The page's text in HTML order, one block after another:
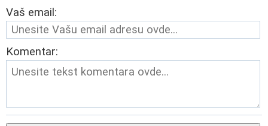
Vaš email:
Komentar: